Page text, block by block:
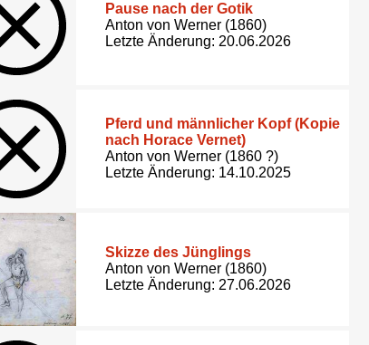
Pause nach der Gotik
Anton von Werner (1860)
Letzte Änderung: 20.06.2026
Pferd und männlicher Kopf (Kopie
nach Horace Vernet)
Anton von Werner (1860 ?)
Letzte Änderung: 14.10.2025
Skizze des Jünglings
Anton von Werner (1860)
Letzte Änderung: 27.06.2026